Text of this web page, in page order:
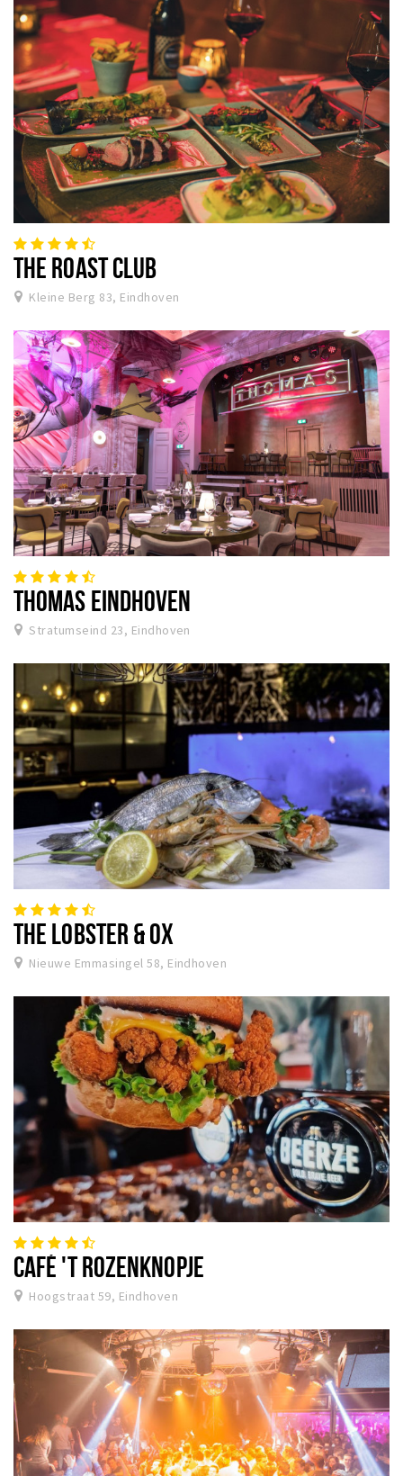
THE ROAST CLUB
Kleine Berg 83, Eindhoven
THOMAS EINDHOVEN
Stratumseind 23, Eindhoven
THE LOBSTER & OX
Nieuwe Emmasingel 58, Eindhoven
CAFÉ 'T ROZENKNOPJE
Hoogstraat 59, Eindhoven